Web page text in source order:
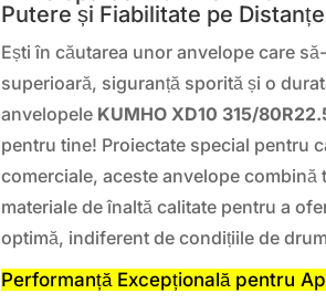
Putere și Fiabilitate pe
Ești în căutarea unor anvelope care
superioară, siguranță sporită și o
anvelopele KUMHO XD10 315/
pentru tine! Proiectate special pentru
comerciale, aceste anvelope combină
materiale de înaltă calitate pentru a
optimă, indiferent de condițiile de
Performanță Excepțională pentru